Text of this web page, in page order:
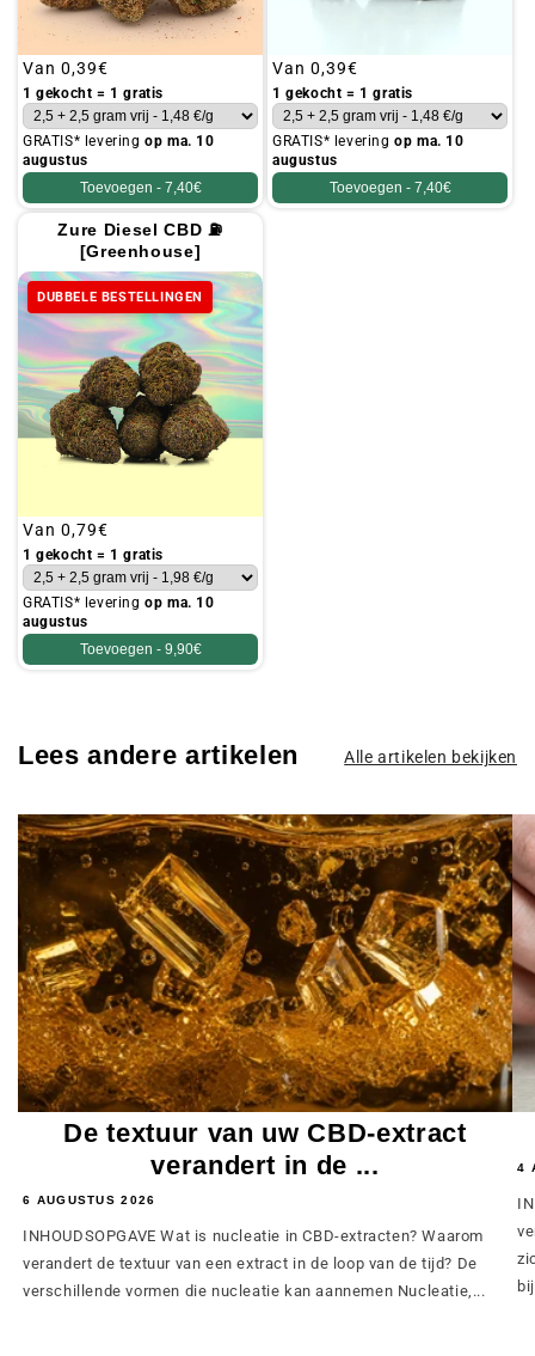
Gebruikelijke
prijs
Van 0,39€
1 gekocht = 1 gratis
GRATIS* leveringop ma. 10
augustus
Toevoegen - 7,40€
Gebruikelijke
prijs
Van 0,39€
1 gekocht = 1 gratis
GRATIS* leveringop ma. 10
augustus
Toevoegen - 7,40€
Zure Diesel CBD ⛽
[Greenhouse]
DUBBELE BESTELLINGEN
Gebruikelijke
prijs
Van 0,79€
1 gekocht = 1 gratis
GRATIS* leveringop ma. 10
augustus
Toevoegen - 9,90€
Lees andere artikelen Alle artikelen bekijken
De textuur van uw CBD-extract
verandert in de ...
6 AUGUSTUS 2026
INHOUDSOPGAVE Wat is nucleatie in CBD-extracten? Waarom
verandert de textuur van een extract in de loop van de tijd? De
verschillende vormen die nucleatie kan aannemen Nucleatie,...
4